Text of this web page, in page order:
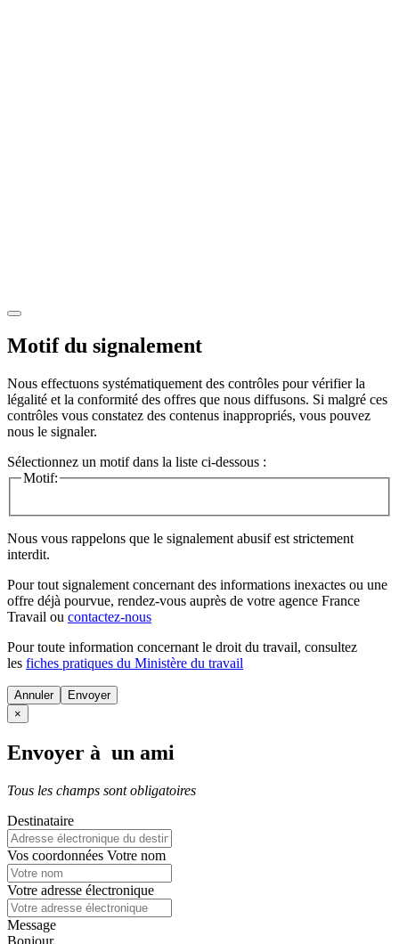
Motif du signalement
Nous effectuons systématiquement des contrôles pour vérifier la
légalité et la conformité des offres que nous diffusons. Si malgré ces
contrôles vous constatez des contenus inappropriés, vous pouvez
nous le signaler.
Sélectionnez un motif dans la liste ci-dessous :
Motif:
Nous vous rappelons que le signalement abusif est strictement
interdit.
Pour tout signalement concernant des informations inexactes ou une
offre déjà pourvue, rendez-vous auprès de votre agence France
Travail ou contactez-nous
Pour toute information concernant le droit du travail, consultez
les fiches pratiques du Ministère du travail
Annuler
×
Envoyer à un ami
Tous les champs sont obligatoires
Destinataire
Vos coordonnées Votre nom
Votre adresse électronique
Message
Bonjour,